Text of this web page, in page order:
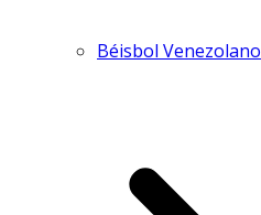
Béisbol Venezolano